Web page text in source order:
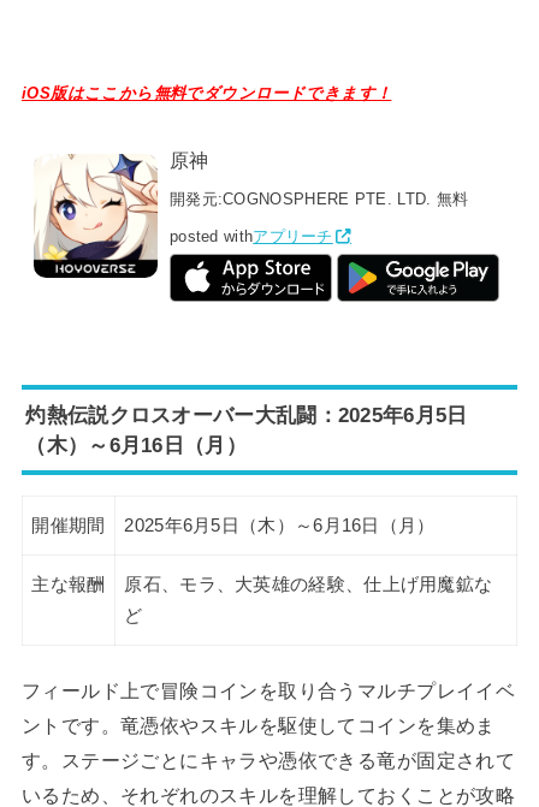
iOS版はここから無料でダウンロードできます！
原神
開発元:COGNOSPHERE PTE. LTD. 無料
posted withアプリーチ
灼熱伝説クロスオーバー大乱闘：2025年6月5日
（木）～6月16日（月）
開催期間 2025年6月5日（木）～6月16日（月）
主な報酬
原石、モラ、大英雄の経験、仕上げ用魔鉱な
ど
フィールド上で冒険コインを取り合うマルチプレイイベ
ントです。竜憑依やスキルを駆使してコインを集めま
す。ステージごとにキャラや憑依できる竜が固定されて
いるため、それぞれのスキルを理解しておくことが攻略